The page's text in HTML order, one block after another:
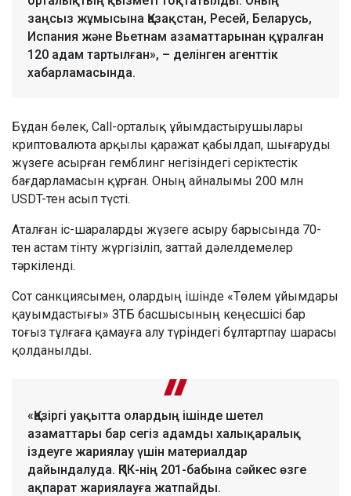
заңсыз жұмысына Қазақстан, Ресей, Беларусь,
Испания және Вьетнам азаматтарынан құралған
120 адам тартылған», – делінген агенттік
хабарламасында.
Бұдан бөлек, Call-орталық ұйымдастырушылары
криптовалюта арқылы қаражат қабылдап, шығаруды
жүзеге асырған гемблинг негізіндегі серіктестік
бағдарламасын құрған. Оның айналымы 200 млн
USDT-тен асып түсті.
Аталған іс-шараларды жүзеге асыру барысында 70-
тен астам тінту жүргізіліп, заттай дәлелдемелер
тәркіленді.
Сот санкциясымен, олардың ішінде «Төлем ұйымдары
қауымдастығы» ЗТБ басшысының кеңесшісі бар
тоғыз тұлғаға қамауға алу түріндегі бұлтартпау шарасы
қолданылды.
«Қазіргі уақытта олардың ішінде шетел
азаматтары бар сегіз адамды халықаралық
іздеуге жариялау үшін материалдар
дайындалуда. ҚПК-нің 201-бабына сәйкес өзге
ақпарат жариялауға жатпайды.